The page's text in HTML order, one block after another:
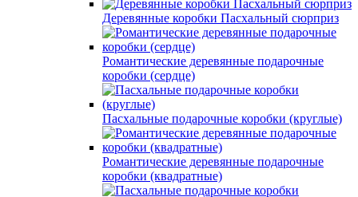
Деревянные коробки Пасхальный сюрприз
Романтические деревянные подарочные
коробки (сердце)
Пасхальные подарочные коробки (круглые)
Романтические деревянные подарочные
коробки (квадратные)